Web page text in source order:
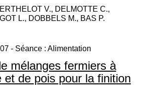
V., DELMOTTE C.,
L., DOBBELS M., BAS P.
- Séance : Alimentation
mélanges fermiers à
et de pois pour la finition